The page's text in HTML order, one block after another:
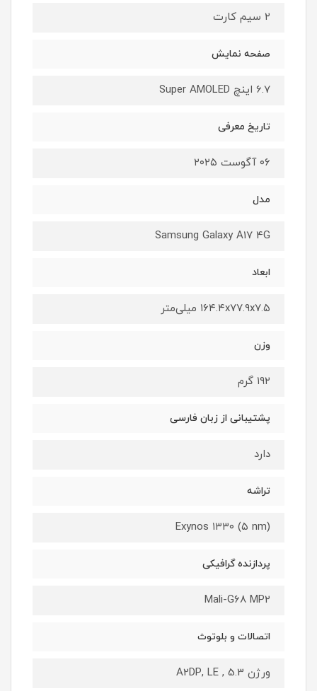
۲ سیم کارت
صفحه نمایش
6.7 اینچ Super AMOLED
تاریخ معرفی
۰۶ آگوست ۲۰۲۵
مدل
Samsung Galaxy A17 4G
ابعاد
۱۶۴.۴x۷۷.۹x۷.۵ میلی‌متر
وزن
۱۹۲ گرم
پشتیبانی از زبان فارسی
دارد
تراشه
Exynos ۱۳۳۰ (۵ nm)
پردازنده گرافیکی
Mali-G۶۸ MP۲
اتصالات و بلوتوث
ورژن 5.3 , A2DP, LE